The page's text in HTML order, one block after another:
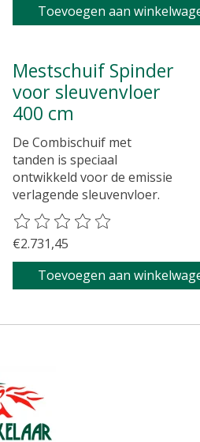
Toevoegen aan
Mestschuif Spinder
voor sleuvenvloer
400 cm
De Combischuif met
tanden is speciaal
ontwikkeld voor de emissie
verlagende sleuvenvloer.
De beoordeling van dit
€2.731,45
Toevoegen aan